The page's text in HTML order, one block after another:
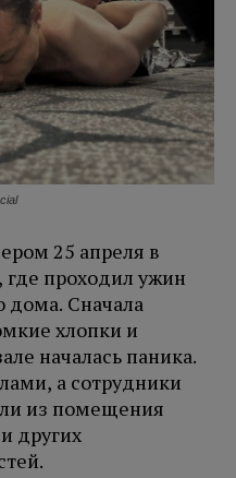
25 апреля в
проходил ужин
дома. Сначала
хлопки и
началась паника.
а сотрудники
из помещения
других